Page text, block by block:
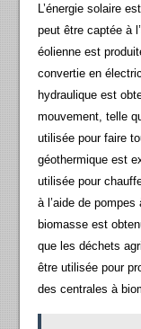
L’énergie solaire
peut être captée à
éolienne est
convertie en
hydraulique est
mouvement, telle
utilisée pour faire
géothermique est
utilisée pour
à l’aide de
biomasse est
que les déchets
être utilisée pour
des centrales à